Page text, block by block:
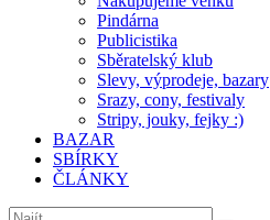
Pindárna
Publicistika
Sběratelský klub
Slevy, výprodeje, bazary
Srazy, cony, festivaly
Stripy, jouky, fejky :)
BAZAR
SBÍRKY
ČLÁNKY